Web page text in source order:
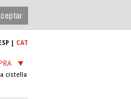
ESP CAT
cistella